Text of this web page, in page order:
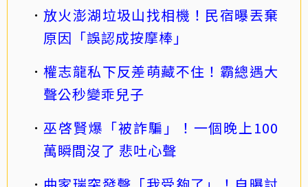
放火澎湖垃圾山找相機！民宿曝丟棄
原因「誤認成按摩棒」
權志龍私下反差萌藏不住！霸總遇大
聲公秒變乖兒子
巫啓賢爆「被詐騙」！一個晚上100
萬瞬間沒了 悲吐心聲